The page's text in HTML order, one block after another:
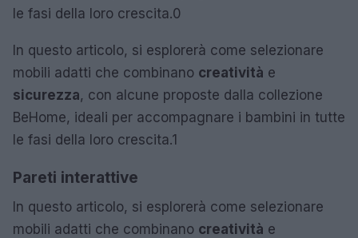
le fasi della loro crescita.0
In questo articolo, si esplorerà come selezionare
mobili adatti che combinano creatività e
sicurezza, con alcune proposte dalla collezione
BeHome, ideali per accompagnare i bambini in tutte
le fasi della loro crescita.1
Pareti interattive
In questo articolo, si esplorerà come selezionare
mobili adatti che combinano creatività e